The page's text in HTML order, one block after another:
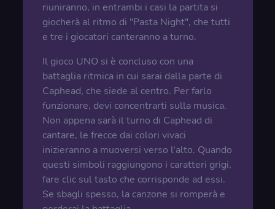
riuniranno, in entrambi i casi la partita si
giocherà al ritmo di "Pasta Night", che tutti
e tre i giocatori canteranno a turno.
Il gioco UNO si è concluso con una
battaglia ritmica in cui sarai dalla parte di
Caphead, che siede al centro. Per farlo
funzionare, devi concentrarti sulla musica.
Non appena sarà il turno di Caphead di
cantare, le frecce dai colori vivaci
inizieranno a muoversi verso l'alto. Quando
questi simboli raggiungono i caratteri grigi,
fare clic sul tasto che corrisponde ad essi.
Se sbagli spesso, la canzone si romperà e